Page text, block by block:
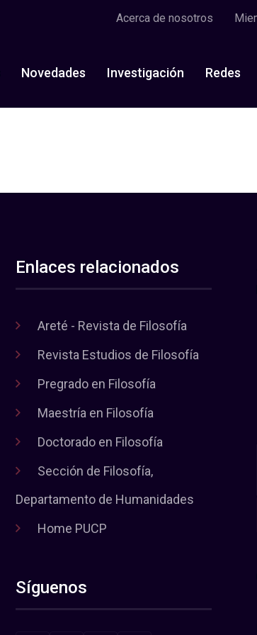
Acerca de nosotros
Novedades Investigación Redes
Enlaces relacionados
Areté - Revista de Filosofía
Revista Estudios de Filosofía
Pregrado en Filosofía
Maestría en Filosofía
Doctorado en Filosofía
Sección de Filosofía,
Departamento de Humanidades
Home PUCP
Síguenos